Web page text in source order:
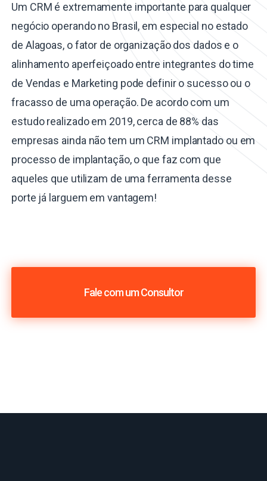
Um CRM é extremamente importante para qualquer
negócio operando no Brasil, em especial no estado
de Alagoas, o fator de organização dos dados e o
alinhamento aperfeiçoado entre integrantes do time
de Vendas e Marketing pode definir o sucesso ou o
fracasso de uma operação. De acordo com um
estudo realizado em 2019, cerca de 88% das
empresas ainda não tem um CRM implantado ou em
processo de implantação, o que faz com que
aqueles que utilizam de uma ferramenta desse
porte já larguem em vantagem!
Fale com um Consultor